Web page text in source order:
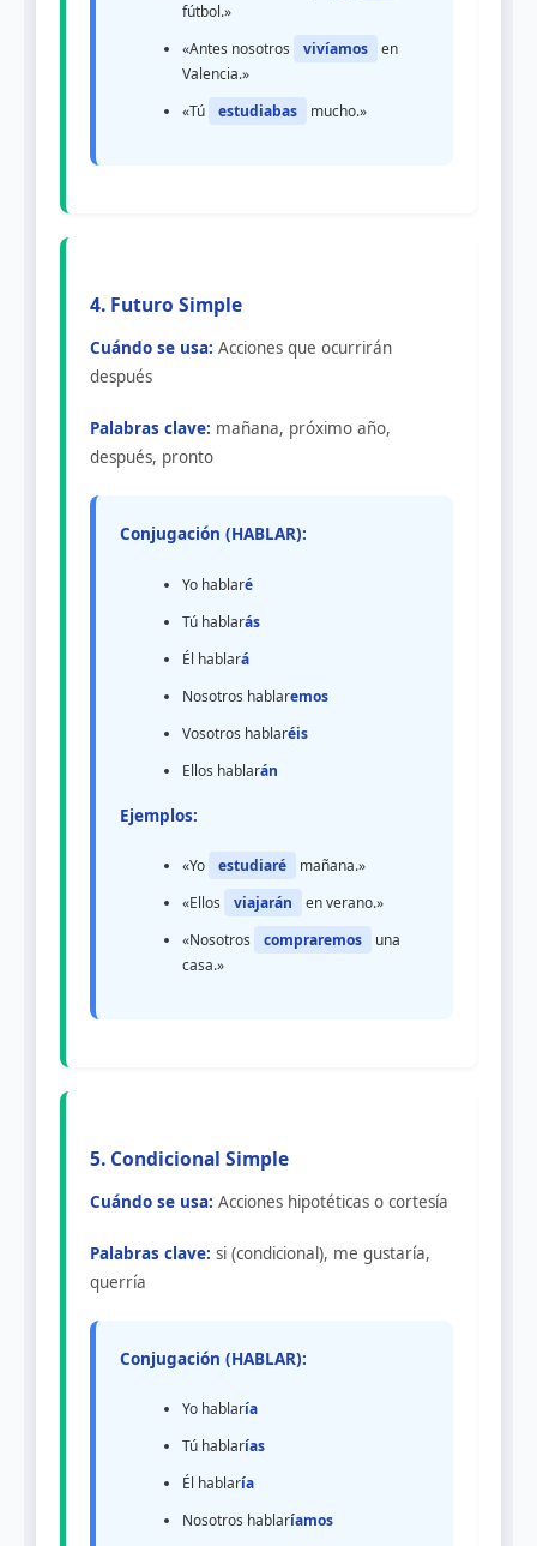
fútbol.»
«Antes nosotros
vivíamos
en
Valencia.»
«Tú
estudiabas mucho.»
4. Futuro Simple
Cuándo se usa: Acciones que ocurrirán
después
Palabras clave: mañana, próximo año,
después, pronto
Conjugación (HABLAR):
Yo hablaré
Tú hablarás
Él hablará
Nosotros hablaremos
Vosotros hablaréis
Ellos hablarán
Ejemplos:
«Yo estudiaré
mañana.»
«Ellos
viajarán
en verano.»
«Nosotros
compraremos
una
casa.»
5. Condicional Simple
Cuándo se usa: Acciones hipotéticas o cortesía
Palabras clave: si (condicional), me gustaría,
querría
Conjugación (HABLAR):
Yo hablaría
Tú hablarías
Él hablaría
Nosotros hablaríamos